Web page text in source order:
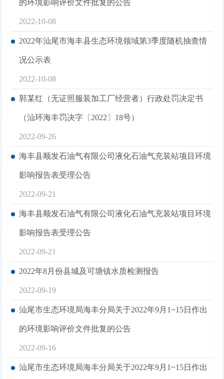
的环境影响评价文件批复的公告
2022-10-08
2022年汕尾市海丰县生态环境领域第3季度随机抽查情
况公示表
2022-10-08
郭某红（无证照服装加工厂经营者）行政处罚决定书
（汕环海丰罚决字〔2022〕18号）
2022-09-26
海丰县顺发石油气有限公司液化石油气充装站项目环境
影响报告表受理公告
2022-09-21
海丰县顺发石油气有限公司液化石油气充装站项目环境
影响报告表受理公告
2022-09-21
2022年8月份县城及可塘镇水质检测报告
2022-09-19
汕尾市生态环境局海丰分局关于2022年9月1~15日作出
的环境影响评价文件批复的公告
2022-09-16
汕尾市生态环境局海丰分局关于2022年9月1~15日作出